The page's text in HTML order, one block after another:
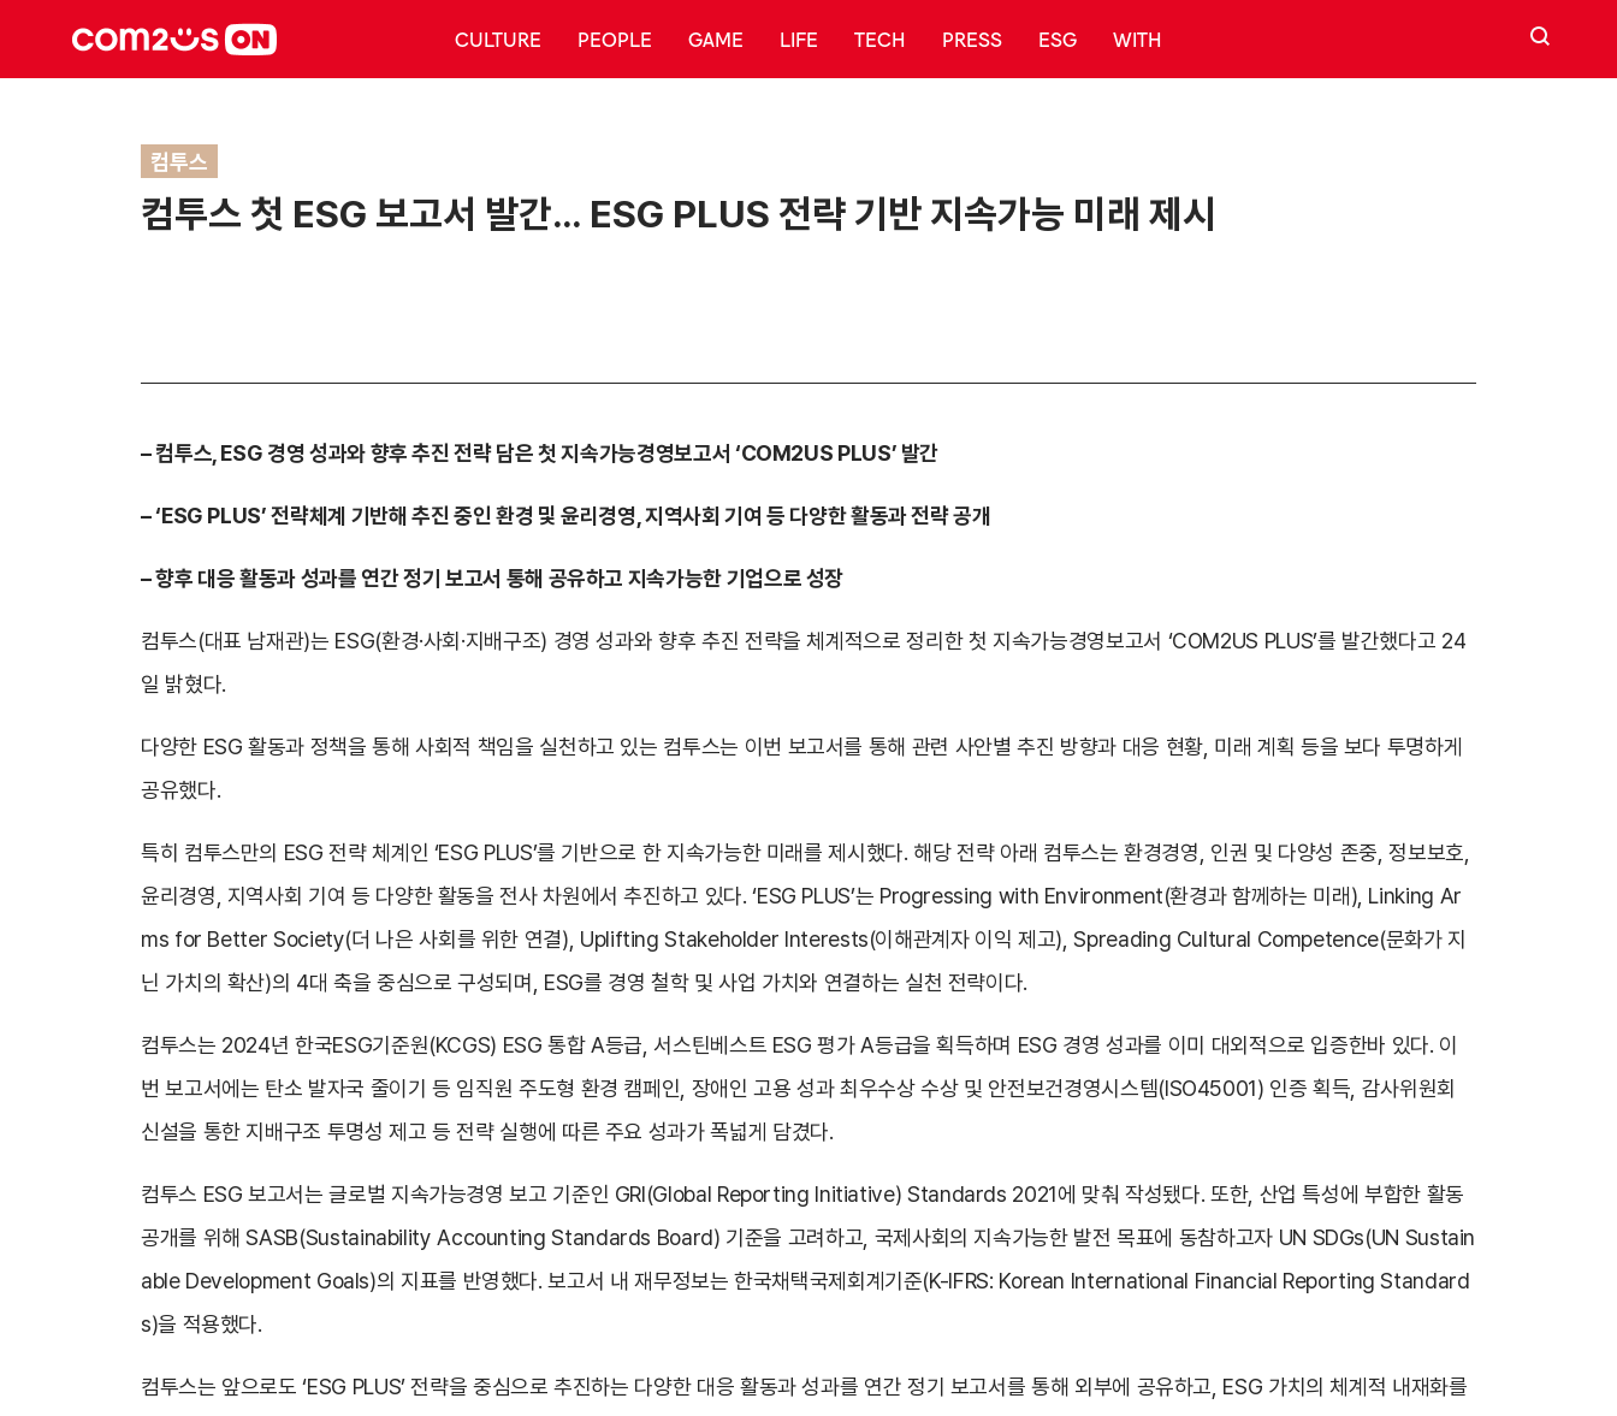
CULTURE PEOPLE GAME LIFE TECH PRESS ESG WITH 검색
컴투스
컴투스 첫 ESG 보고서 발간… ESG PLUS 전략 기반 지속가능 미래 제시
– 컴투스, ESG 경영 성과와 향후 추진 전략 담은 첫 지속가능경영보고서 ‘COM2US PLUS’ 발간
– ‘ESG PLUS’ 전략체계 기반해 추진 중인 환경 및 윤리경영, 지역사회 기여 등 다양한 활동과 전략 공개
– 향후 대응 활동과 성과를 연간 정기 보고서 통해 공유하고 지속가능한 기업으로 성장
컴투스(대표 남재관)는 ESG(환경·사회·지배구조) 경영 성과와 향후 추진 전략을 체계적으로 정리한 첫 지속가능경영보고서 ‘COM2US PLUS’를 발간했다고 24
일 밝혔다.
다양한 ESG 활동과 정책을 통해 사회적 책임을 실천하고 있는 컴투스는 이번 보고서를 통해 관련 사안별 추진 방향과 대응 현황, 미래 계획 등을 보다 투명하게
공유했다.
특히 컴투스만의 ESG 전략 체계인 ‘ESG PLUS’를 기반으로 한 지속가능한 미래를 제시했다. 해당 전략 아래 컴투스는 환경경영, 인권 및 다양성 존중, 정보보호,
윤리경영, 지역사회 기여 등 다양한 활동을 전사 차원에서 추진하고 있다. ‘ESG PLUS’는 Progressing with Environment(환경과 함께하는 미래), Linking Ar
ms for Better Society(더 나은 사회를 위한 연결), Uplifting Stakeholder Interests(이해관계자 이익 제고), Spreading Cultural Competence(문화가 지
닌 가치의 확산)의 4대 축을 중심으로 구성되며, ESG를 경영 철학 및 사업 가치와 연결하는 실천 전략이다.
컴투스는 2024년 한국ESG기준원(KCGS) ESG 통합 A등급, 서스틴베스트 ESG 평가 A등급을 획득하며 ESG 경영 성과를 이미 대외적으로 입증한바 있다. 이
번 보고서에는 탄소 발자국 줄이기 등 임직원 주도형 환경 캠페인, 장애인 고용 성과 최우수상 수상 및 안전보건경영시스템(ISO45001) 인증 획득, 감사위원회
신설을 통한 지배구조 투명성 제고 등 전략 실행에 따른 주요 성과가 폭넓게 담겼다.
컴투스 ESG 보고서는 글로벌 지속가능경영 보고 기준인 GRI(Global Reporting Initiative) Standards 2021에 맞춰 작성됐다. 또한, 산업 특성에 부합한 활동
공개를 위해 SASB(Sustainability Accounting Standards Board) 기준을 고려하고, 국제사회의 지속가능한 발전 목표에 동참하고자 UN SDGs(UN Sustain
able Development Goals)의 지표를 반영했다. 보고서 내 재무정보는 한국채택국제회계기준(K-IFRS: Korean International Financial Reporting Standard
s)을 적용했다.
컴투스는 앞으로도 ‘ESG PLUS’ 전략을 중심으로 추진하는 다양한 대응 활동과 성과를 연간 정기 보고서를 통해 외부에 공유하고, ESG 가치의 체계적 내재화를